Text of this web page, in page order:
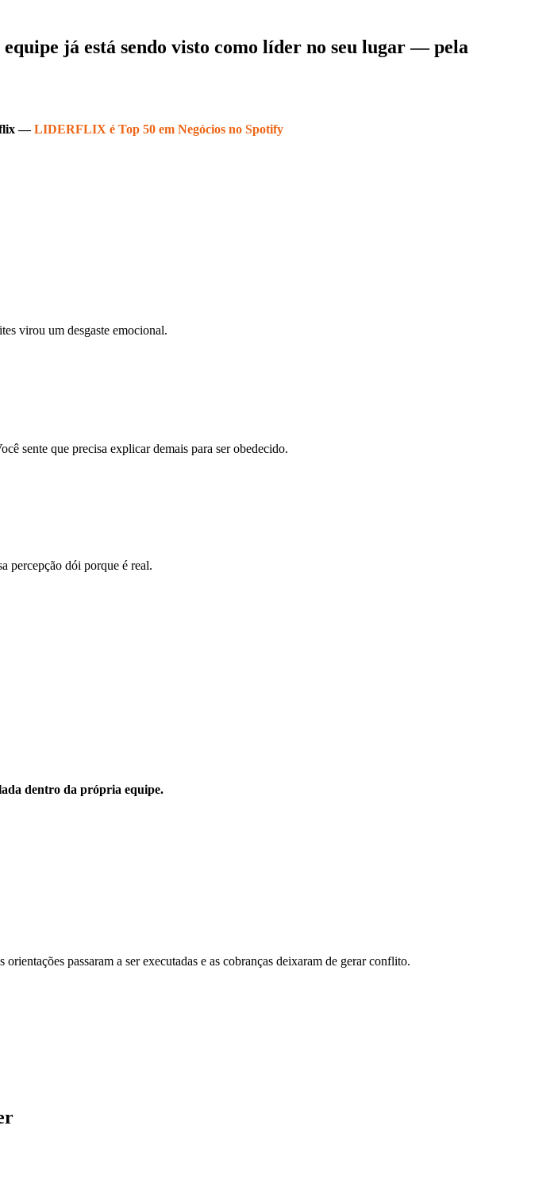
equipe já está sendo visto como líder no seu lugar — pela
—LIDERFLIX é Top 50 em Negócios no Spotify
virou um desgaste emocional.
sente que precisa explicar demais para ser obedecido.
percepção dói porque é real.
dentro da própria equipe.
passaram a ser executadas e as cobranças deixaram de gerar conflito.